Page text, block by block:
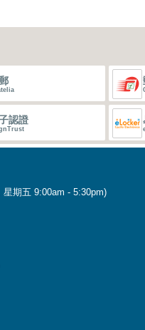
認證
期五 9:00am - 5:30pm)